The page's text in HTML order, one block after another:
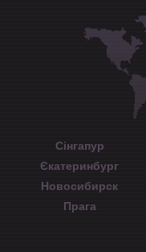
Сінгапур
Єкатеринбург
Новосибирск
Прага